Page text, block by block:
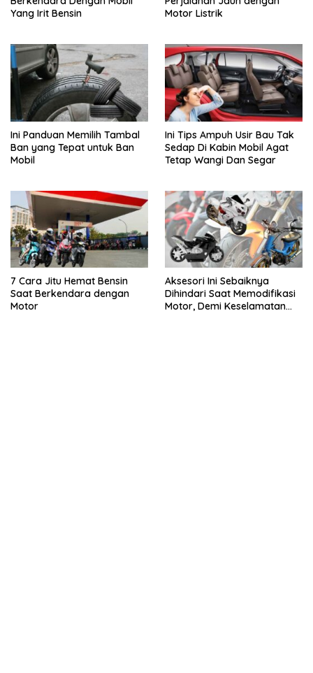
suspensi
Yang Irit Bensin
Motor Listrik
Ini Panduan Memilih Tambal
Ban yang Tepat untuk Ban
Mobil
Ini Tips Ampuh Usir Bau Tak
Sedap Di Kabin Mobil Agat
Tetap Wangi Dan Segar
7 Cara Jitu Hemat Bensin
Saat Berkendara dengan
Motor
Aksesori Ini Sebaiknya
Dihindari Saat Memodifikasi
Motor, Demi Keselamatan